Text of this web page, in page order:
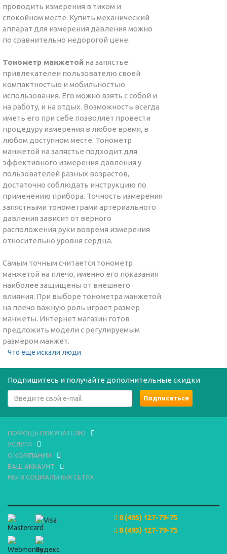
проводить измерения в тихом и
спокойном месте. Купить механический
аппарат для измерения давления можно
по сравнительно недорогой цене.
Тонометр манжетой на запястье
привлекателен пользователю своей
компактностью и мобильностью
использования. Его можно взять с собой и
на работу, и на отдых. Возможность всегда
иметь его при себе позволяет провести
процедуру измерения в любое время, в
любом доступном месте. Тонометр
манжетой на запястье подходит для
эффективного измерения давления у
пользователей разных возрастов,
достаточно соблюдать инструкцию по
применению прибора. Точность измерения
запястными тонометрами артериального
давления зависит от верного
расположения руки вовремя измерения
относительно уровня сердца.
Самым точным считается тонометр
манжетой на плечо, именно его показания
наиболее защищены от внешнего
влияния. При выборе тонометра манжетой
на плечо важную роль играет размер
манжеты. Интернет магазин готов
предложить модели с регулируемым
размером манжет.
Что еще искали люди
Подпишитесь и получайте дополнительные скидки
ПОМОЩЬ ПОКУПАТЕЛЮ
УСЛУГИ
О КОМПАНИИ
ВАШ АККАУНТ
МЫ В СОЦИАЛЬНЫХ СЕТЯХ
8 (495) 127-79-75
8 (495) 127-79-75